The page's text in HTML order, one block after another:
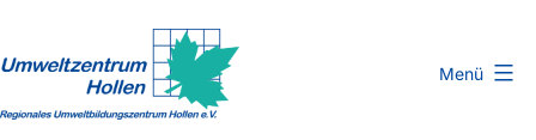
springen
Menü